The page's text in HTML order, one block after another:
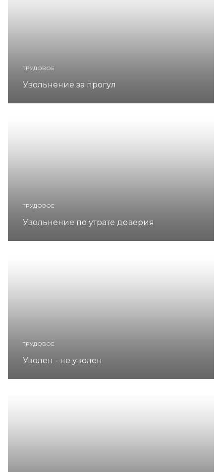
ТРУДОВОЕ
Увольнение за прогул
ТРУДОВОЕ
Увольнение по утрате доверия
ТРУДОВОЕ
Уволен - не уволен